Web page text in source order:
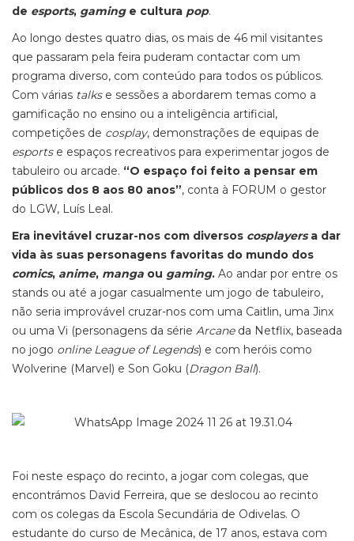
de esports, gaminge cultura pop.
Ao longo destes quatro dias, os mais de 46 mil visitantes
que passaram pela feira puderam contactar com um
programa diverso, com conteúdo para todos os públicos.
Com várias talks e sessões a abordarem temas como a
gamificação no ensino ou a inteligência artificial,
competições de cosplay, demonstrações de equipas de
esports e espaços recreativos para experimentar jogos de
tabuleiro ou arcade. “O espaço foi feito a pensar em
públicos dos 8 aos 80 anos”, conta à FORUM o gestor
do LGW, Luís Leal.
Era inevitável cruzar-nos com diversos cosplayersa dar
vida às suas personagens favoritas do mundo dos
comics, anime, manga ou gaming. Ao andar por entre os
stands ou até a jogar casualmente um jogo de tabuleiro,
não seria improvável cruzar-nos com uma Caitlin, uma Jinx
ou uma Vi (personagens da série Arcaneda Netflix, baseada
no jogo online League of Legends) e com heróis como
Wolverine (Marvel) e Son Goku (Dragon Ball).
Foi neste espaço do recinto, a jogar com colegas, que
encontrámos David Ferreira, que se deslocou ao recinto
com os colegas da Escola Secundária de Odivelas. O
estudante do curso de Mecânica, de 17 anos, estava com